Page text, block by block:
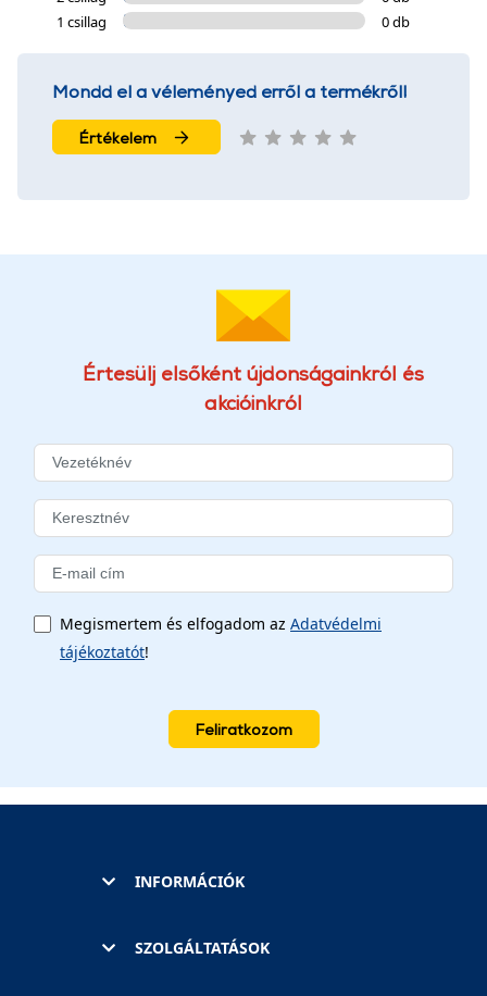
1 csillag
0 db
Mondd el a véleményed erről a termékről!
Értékelem
Értesülj elsőként újdonságainkról és
akcióinkról
Megismertem és elfogadom az Adatvédelmi
tájékoztatót!
Feliratkozom
INFORMÁCIÓK
SZOLGÁLTATÁSOK